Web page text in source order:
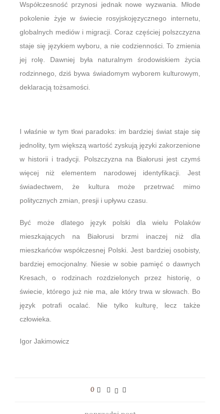
Współczesność przynosi jednak nowe wyzwania. Młode
pokolenie żyje w świecie rosyjskojęzycznego internetu,
globalnych mediów i migracji. Coraz częściej polszczyzna
staje się językiem wyboru, a nie codzienności. To zmienia
jej rolę. Dawniej była naturalnym środowiskiem życia
rodzinnego, dziś bywa świadomym wyborem kulturowym,
deklaracją tożsamości.
I właśnie w tym tkwi paradoks: im bardziej świat staje się
jednolity, tym większą wartość zyskują języki zakorzenione
w historii i tradycji. Polszczyzna na Białorusi jest czymś
więcej niż elementem narodowej identyfikacji. Jest
świadectwem, że kultura może przetrwać mimo
politycznych zmian, presji i upływu czasu.
Być może dlatego język polski dla wielu Polaków
mieszkających na Białorusi brzmi inaczej niż dla
mieszkańców współczesnej Polski. Jest bardziej osobisty,
bardziej emocjonalny. Niesie w sobie pamięć o dawnych
Kresach, o rodzinach rozdzielonych przez historię, o
świecie, którego już nie ma, ale który trwa w słowach. Bo
język potrafi ocalać. Nie tylko kulturę, lecz także
człowieka.
Igor Jakimowicz
0